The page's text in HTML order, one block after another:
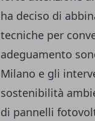
ha deciso di
tecniche per
adeguamento
Milano e gli
sostenibilità
di pannelli